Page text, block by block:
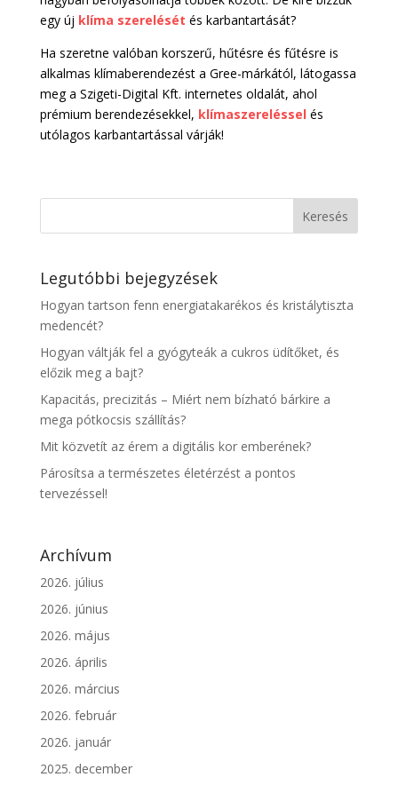
egy új klíma szerelését és karbantartását?
Ha szeretne valóban korszerű, hűtésre és fűtésre is
alkalmas klímaberendezést a Gree-márkától, látogassa
meg a Szigeti-Digital Kft. internetes oldalát, ahol
prémium berendezésekkel, klímaszereléssel és
utólagos karbantartással várják!
Legutóbbi bejegyzések
Hogyan tartson fenn energiatakarékos és kristálytiszta
medencét?
Hogyan váltják fel a gyógyteák a cukros üdítőket, és
előzik meg a bajt?
Kapacitás, precizitás – Miért nem bízható bárkire a
mega pótkocsis szállítás?
Mit közvetít az érem a digitális kor emberének?
Párosítsa a természetes életérzést a pontos
tervezéssel!
Archívum
2026. július
2026. június
2026. május
2026. április
2026. március
2026. február
2026. január
2025. december